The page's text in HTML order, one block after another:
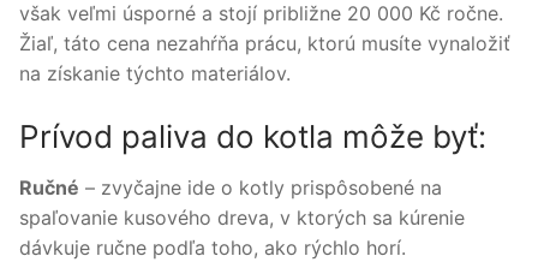
však veľmi úsporné a stojí približne 20 000 Kč ročne.
Žiaľ, táto cena nezahŕňa prácu, ktorú musíte vynaložiť
na získanie týchto materiálov.
Prívod paliva do kotla môže byť:
Ručné – zvyčajne ide o kotly prispôsobené na
spaľovanie kusového dreva, v ktorých sa kúrenie
dávkuje ručne podľa toho, ako rýchlo horí.